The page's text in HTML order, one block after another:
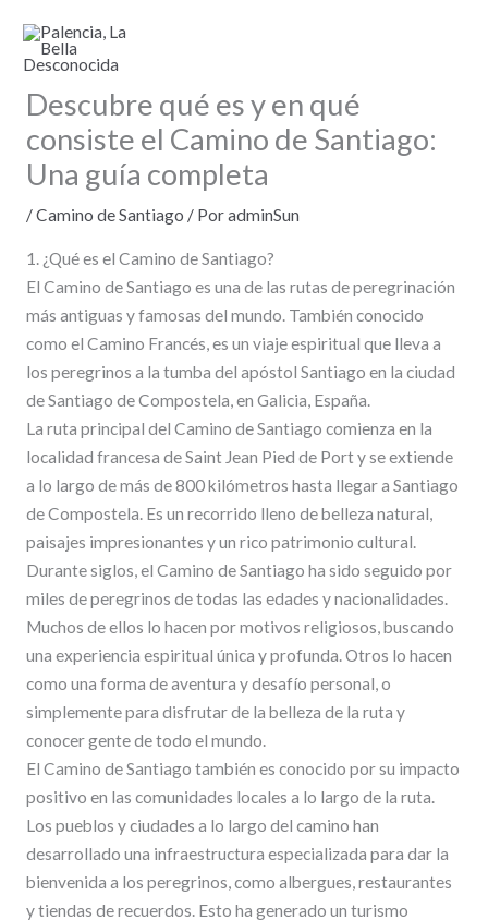
contenido
Descubre qué es y en qué
consiste el Camino de Santiago:
Una guía completa
/Camino de Santiago / PoradminSun
1. ¿Qué es el Camino de Santiago?
El Camino de Santiago es una de las rutas de peregrinación
más antiguas y famosas del mundo. También conocido
como el Camino Francés, es un viaje espiritual que lleva a
los peregrinos a la tumba del apóstol Santiago en la ciudad
de Santiago de Compostela, en Galicia, España.
La ruta principal del Camino de Santiago comienza en la
localidad francesa de Saint Jean Pied de Port y se extiende
a lo largo de más de 800 kilómetros hasta llegar a Santiago
de Compostela. Es un recorrido lleno de belleza natural,
paisajes impresionantes y un rico patrimonio cultural.
Durante siglos, el Camino de Santiago ha sido seguido por
miles de peregrinos de todas las edades y nacionalidades.
Muchos de ellos lo hacen por motivos religiosos, buscando
una experiencia espiritual única y profunda. Otros lo hacen
como una forma de aventura y desafío personal, o
simplemente para disfrutar de la belleza de la ruta y
conocer gente de todo el mundo.
El Camino de Santiago también es conocido por su impacto
positivo en las comunidades locales a lo largo de la ruta.
Los pueblos y ciudades a lo largo del camino han
desarrollado una infraestructura especializada para dar la
bienvenida a los peregrinos, como albergues, restaurantes
y tiendas de recuerdos. Esto ha generado un turismo